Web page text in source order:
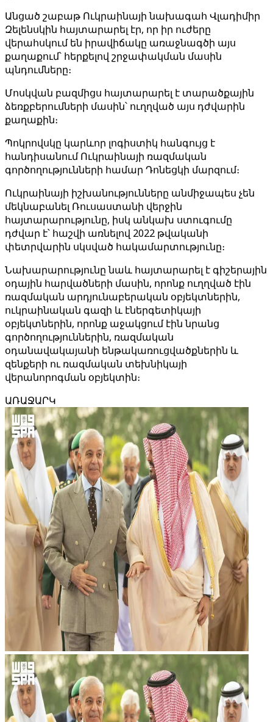
Անցած շաբաթ Ուկրաինայի նախագահ Վլադիմիր
Զելենսկին հայտարարել էր, որ իր ուժերը
վերահսկում են իրավիճակը առաջնագծի այս
քաղաքում՝ հերքելով շրջափակման մասին
պնդումները։
Մոսկվան բազմիցս հայտարարել է տարածքային
ձեռքբերումների մասին՝ ուղղված այս դժվարին
քաղաքին։
Պոկրովսկը կարևոր լոգիստիկ հանգույց է
հանդիսանում Ուկրաինայի ռազմական
գործողությունների համար Դոնեցկի մարզում։
Ուկրաինայի իշխանությունները անմիջապես չեն
մեկնաբանել Ռուսաստանի վերջին
հայտարարությունը, իսկ անկախ ստուգումը
դժվար է՝ հաշվի առնելով 2022 թվականի
փետրվարին սկսված հակամարտությունը։
Նախարարությունը նաև հայտարարել է գիշերային
օդային հարվածների մասին, որոնք ուղղված էին
ռազմական արդյունաբերական օբյեկտներին,
ուկրաինական գազի և էներգետիկայի
օբյեկտներին, որոնք աջակցում էին նրանց
գործողություններին, ռազմական
օդանավակայանի ենթակառուցվածքներին և
զենքերի ու ռազմական տեխնիկայի
վերանորոգման օբյեկտին։
ԱՌԱՋԱՐԿ